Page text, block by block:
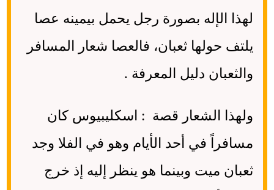
لهذا الإله بصورة رجل يحمل بيمينه عصا
يلتف حولها ثعبان، فالعصا شعار المسافر
والثعبان دليل المعرفة .
ولهذا الشعار قصة : اسكليبيوس كان
مسافراً في أحد الأيام وهو في الفلا وجد
ثعبان ميت وبينما هو ينظر إليه إذ خرج